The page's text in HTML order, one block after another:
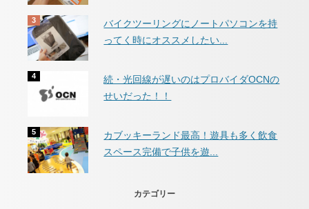
バイクツーリングにノートパソコンを持
ってく時にオススメしたい...
続・光回線が遅いのはプロバイダOCNの
せいだった！！
カブッキーランド最高！遊具も多く飲食
スペース完備で子供を遊...
カテゴリー